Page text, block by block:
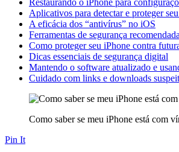
Restaurando o iPhone para
Aplicativos para detectar e proteger
A eficácia dos “antivírus” no iOS
Ferramentas de segurança
Como proteger seu iPhone contra
Dicas essenciais de segurança digital
Mantendo o software atualizado e
Cuidado com links e downloads
Como saber se meu iPhone está com
Pin It